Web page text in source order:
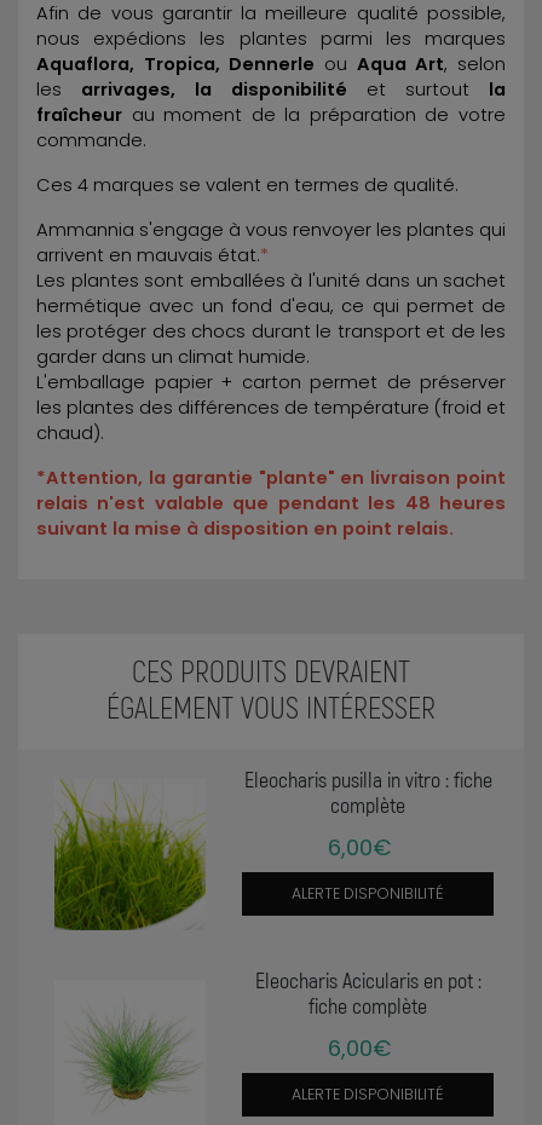
Afin de vous garantir la meilleure qualité possible,
nous expédions les plantes parmi les marques
Aquaflora, Tropica, Dennerle ou Aqua Art, selon
les arrivages, la disponibilité et surtout la
fraîcheur au moment de la préparation de votre
commande.
Ces 4 marques se valent en termes de qualité.
Ammannia s'engage à vous renvoyer les plantes qui
arrivent en mauvais état.*
Les plantes sont emballées à l'unité dans un sachet
hermétique avec un fond d'eau, ce qui permet de
les protéger des chocs durant le transport et de les
garder dans un climat humide.
L'emballage papier + carton permet de préserver
les plantes des différences de température (froid et
chaud).
*Attention, la garantie "plante" en livraison point
relais n'est valable que pendant les 48 heures
suivant la mise à disposition en point relais.
CES PRODUITS DEVRAIENT
ÉGALEMENT VOUS INTÉRESSER
Eleocharis pusilla in vitro : fiche
complète
6,00€
ALERTE DISPONIBILITÉ
Eleocharis Acicularis en pot :
fiche complète
6,00€
ALERTE DISPONIBILITÉ